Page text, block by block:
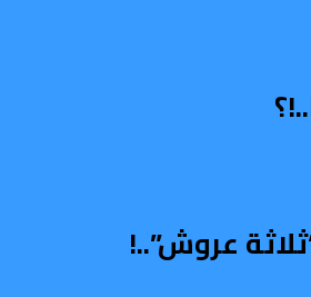
عروش”..!